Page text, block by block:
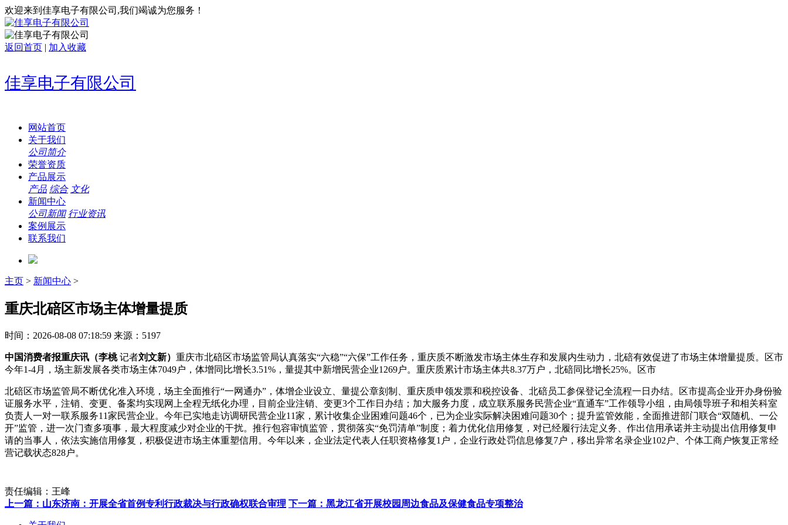
欢迎来到佳享电子有限公司,我们竭诚为您服务！
返回首页 | 加入收藏
佳享电子有限公司
网站首页
关于我们
公司简介
荣誉资质
产品展示
产品 综合 文化
新闻中心
公司新闻 行业资讯
案例展示
联系我们
主页 > 新闻中心 >
重庆北碚区市场主体增量提质
时间：2026-08-08 07:18:59 来源：5197
中国消费者报重庆讯（李桃记者刘文新） 重庆市北碚区市场监管局认真落实“六稳”“六保”工作任务，重庆质不断激发市场主体生存和发展内生动力，北碚有效促进了市场主体增量提质。区市
今年1-4月，场主新发展各类市场主体7049户，体增同比增长3.51%，量提其中新增民营企业1269户。重庆质累计市场主体共8.37万户，北碚同比增长25%。区市
北碚区市场监管局不断优化准入环境，场主全面推行“一网通办”，体增企业设立、量提公章刻制、重庆质申领发票和税控设备、北碚员工参保登记全流程一日办结。区市提高企业开办身份验
证服务水平，注销、变更、备案均实现网上全程无纸化办理，目前企业注销、变更3个工作日办结；加大服务力度，成立联系服务民营企业“直通车”工作领导小组，由局领导班子和相关科室
负责人一对一联系服务11家民营企业。今年已实地走访调研民营企业11家，累计收集企业困难问题46个，已为企业实际解决困难问题30个；提升监管效能，全面推进部门联合“双随机、一公
开”监管，进一次门查多项事，最大程度减少对企业的干扰。推行包容审慎监管，贯彻落实“免罚清单”制度；着力优化信用修复，对已经履行法定义务、作出信用承诺并主动提出信用修复申
请的当事人，依法实施信用修复，积极促进市场主体重塑信用。今年以来，企业法定代表人任职资格修复1户，企业行政处罚信息修复7户，移出异常名录企业102户、个体工商户恢复正常经
营记载状态828户。
责任编辑：王峰
上一篇：山东济南：开展全省首例专利行政裁决与行政确权联合审理 下一篇：黑龙江省开展校园周边食品及保健食品专项整治